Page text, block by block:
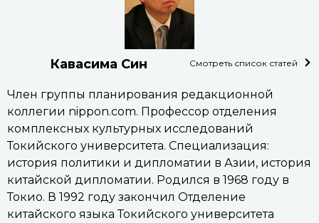
Кавасима Син Смотреть список статей
Член группы планирования редакционной
коллегии nippon.com. Профессор отделения
комплексных культурных исследований
Токийского университета. Специализация:
история политики и дипломатии в Азии, история
китайской дипломатии. Родился в 1968 году в
Токио. В 1992 году закончил Отделение
китайского языка Токийского университета